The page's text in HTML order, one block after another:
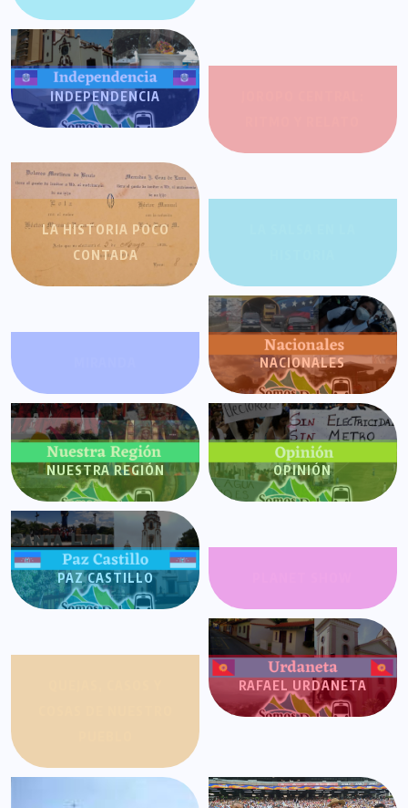
INDEPENDENCIA
LA HISTORIA POCO
CONTADA
NACIONALES
NUESTRA REGIÓN OPINIÓN
PAZ CASTILLO
RAFAEL URDANETA